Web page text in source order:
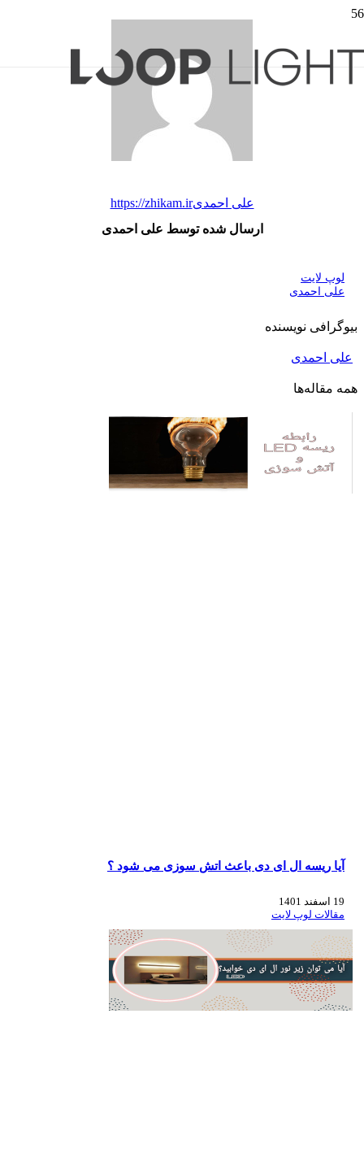
علی احمدیhttps://zhikam.ir
ارسال شده توسط علی احمدی
لوپ لایت
علی احمدی
بیوگرافی نویسنده
علی احمدی
همه مقاله‌ها
آیا ریسه ال ای دی باعث اتش سوزی می شود ؟
19 اسفند 1401
مقالات لوپ لایت